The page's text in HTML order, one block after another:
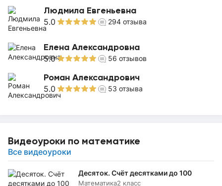
Людмила Евгеньевна
5.0 294 отзыва
Елена Александровна
5.0 56 отзывов
Роман Александрович
5.0 53 отзыва
Видеоуроки по математике
Все видеоуроки
Десяток. Счёт десятками до 100
Математика2 класс